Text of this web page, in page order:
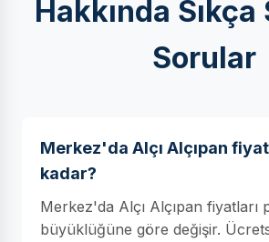
Hakkında
Sorular
Merkez'da Alçı Alçıpan
kadar?
Merkez'da Alçı Alçıpan fiyatları
büyüklüğüne göre değişir.